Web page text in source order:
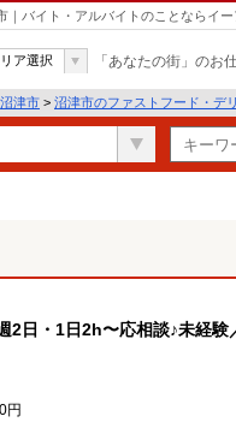
バイト・アルバイトのことならイー
ア選択 「あなたの街」のお
沼津市 > 沼津市のファストフード・デリ
2日・1日2h〜応相談♪未経験
円